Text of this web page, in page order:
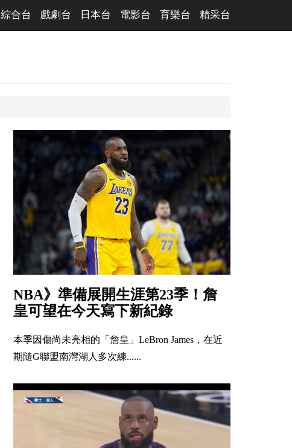
綜合台 戲劇台 日本台 電影台 育樂台 精采台
NBA》準備展開生涯第23季！詹
皇可望在今天寫下新紀錄
本季因傷尚未亮相的「詹皇」LeBron James，在近
期隨G聯盟南灣湖人多次練......